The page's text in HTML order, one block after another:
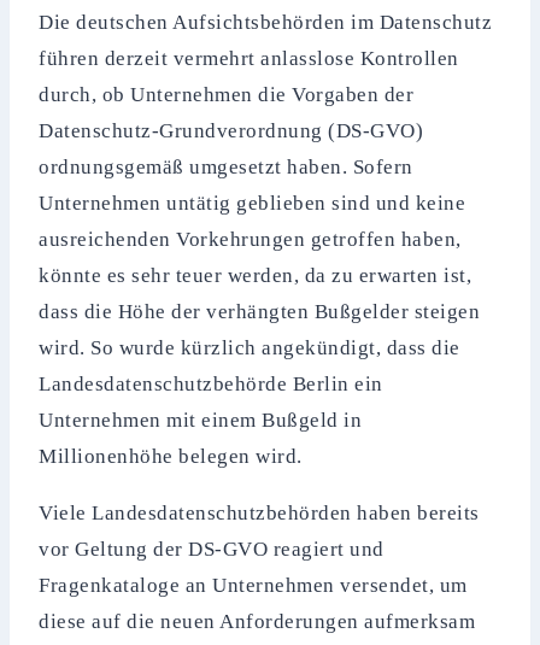
Die deutschen Aufsichtsbehörden im Datenschutz
führen derzeit vermehrt anlasslose Kontrollen
durch, ob Unternehmen die Vorgaben der
Datenschutz-Grundverordnung (DS-GVO)
ordnungsgemäß umgesetzt haben. Sofern
Unternehmen untätig geblieben sind und keine
ausreichenden Vorkehrungen getroffen haben,
könnte es sehr teuer werden, da zu erwarten ist,
dass die Höhe der verhängten Bußgelder steigen
wird. So wurde kürzlich angekündigt, dass die
Landesdatenschutzbehörde Berlin ein
Unternehmen mit einem Bußgeld in
Millionenhöhe belegen wird.
Viele Landesdatenschutzbehörden haben bereits
vor Geltung der DS-GVO reagiert und
Fragenkataloge an Unternehmen versendet, um
diese auf die neuen Anforderungen aufmerksam